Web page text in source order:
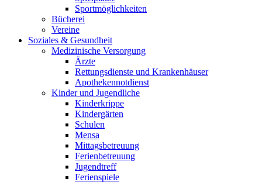
Sportmöglichkeiten
Bücherei
Vereine
Soziales & Gesundheit
Medizinische Versorgung
Ärzte
Rettungsdienste und Krankenhäuser
Apothekennotdienst
Kinder und Jugendliche
Kinderkrippe
Kindergärten
Schulen
Mensa
Mittagsbetreuung
Ferienbetreuung
Jugendtreff
Ferienspiele